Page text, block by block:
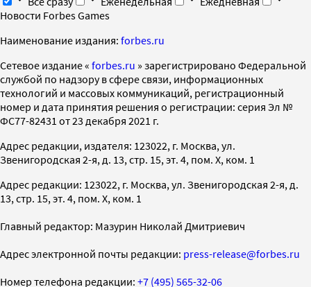
Новости Forbes Games
Наименование издания: forbes.ru
Cетевое издание « forbes.ru » зарегистрировано Федеральной
службой по надзору в сфере связи, информационных
технологий и массовых коммуникаций, регистрационный
номер и дата принятия решения о регистрации: серия Эл №
ФС77-82431 от 23 декабря 2021 г.
Адрес редакции, издателя: 123022, г. Москва, ул.
Звенигородская 2-я, д. 13, стр. 15, эт. 4, пом. X, ком. 1
Адрес редакции: 123022, г. Москва, ул. Звенигородская 2-я, д.
13, стр. 15, эт. 4, пом. X, ком. 1
Главный редактор: Мазурин Николай Дмитриевич
Адрес электронной почты редакции: press-release@forbes.ru
Номер телефона редакции: +7 (495) 565-32-06